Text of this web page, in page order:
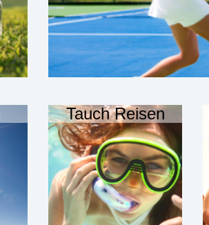
Tauch Reisen